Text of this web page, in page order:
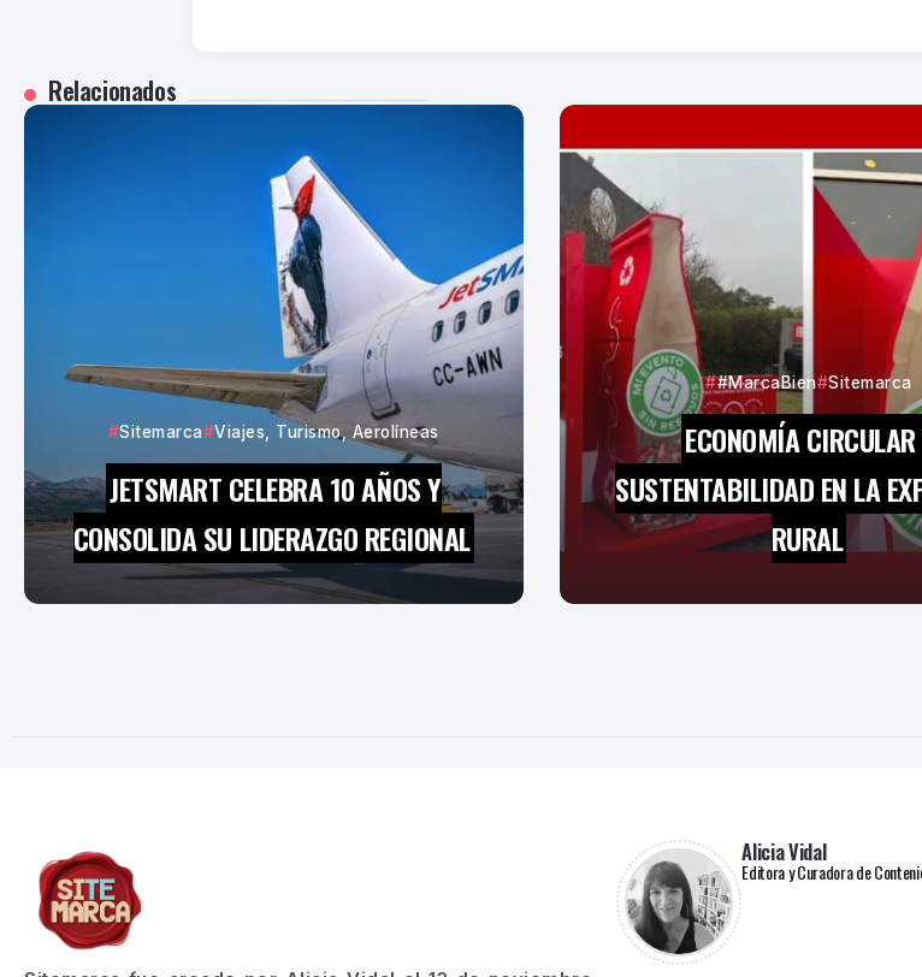
Relacionados
Sitemarca Viajes, Turismo, Aerolíneas
JETSMART CELEBRA 10 AÑOS Y
CONSOLIDA SU LIDERAZGO REGIONAL
#MarcaBien Sitemarca
ECONOMÍA
SUSTENTABILIDAD EN LA
RURAL
Alicia Vidal
Editora y Curadora de